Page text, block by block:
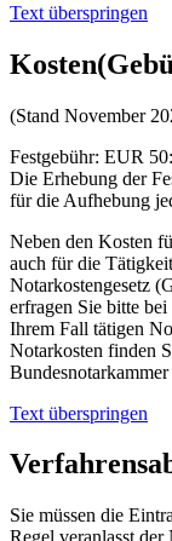
Text überspringen
(Stand November
Festgebühr: EUR 50:
Die Erhebung der
für die Aufhebung
Neben den Kosten
auch für die
Notarkostengesetz
erfragen Sie bitte
Ihrem Fall tätigen
Notarkosten finden
Text überspringen
Sie müssen die